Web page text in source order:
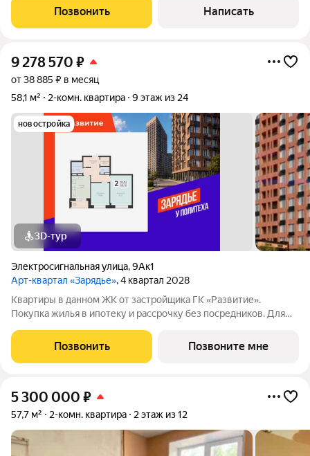
ТЕЛЕВИЗОР на кухню. Жилой комплекс возводится в
Левобережном районе г. Воронежа
Позвонить Написать
9 278 570 ₽
от 38 885 ₽ в месяц
58,1 м²
2-комн. квартира 9 этаж из 24
новостройка
3D-тур
Электросигнальная улица,9Ак1
Арт-квартал «Зарядье», 4 квартал 2028
Квартиры в данном ЖК от застройщика ГК «Развитие».
Покупка жилья в ипотеку и рассрочку без посредников. Для
обращайтесь в отдел продаж застройщика.
Позвонить Позвоните мне
5 300 000 ₽
57,7 м² 2-комн. квартира 2 этаж из 12